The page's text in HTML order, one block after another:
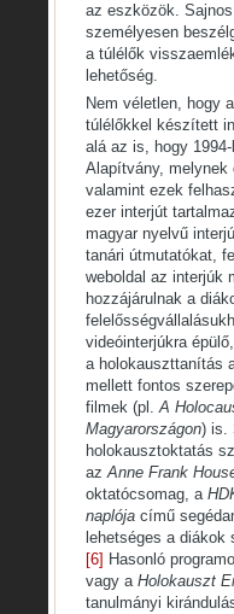
az eszközök.
személyesen
a túlélők
lehetőség.
Nem véletlen, hogy
túlélőkkel készített
alá az is, hogy
Alapítvány, melynek
valamint ezek
ezer interjút
magyar nyelvű
tanári útmutatókat,
weboldal az interjúk
hozzájárulnak a
videóinterjúkra
a holokauszttanítás
mellett fontos
filmek (pl.A
Magyarországon) is.
holokausztoktatás
azAnne Frank
oktatócsomag, a
naplója című
lehetséges a
[6] Hasonló
vagy a Holokauszt
tanulmányi